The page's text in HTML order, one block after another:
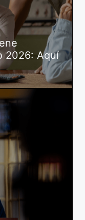
2026: Aquí